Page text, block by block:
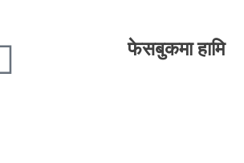
फेसबुकमा हामि